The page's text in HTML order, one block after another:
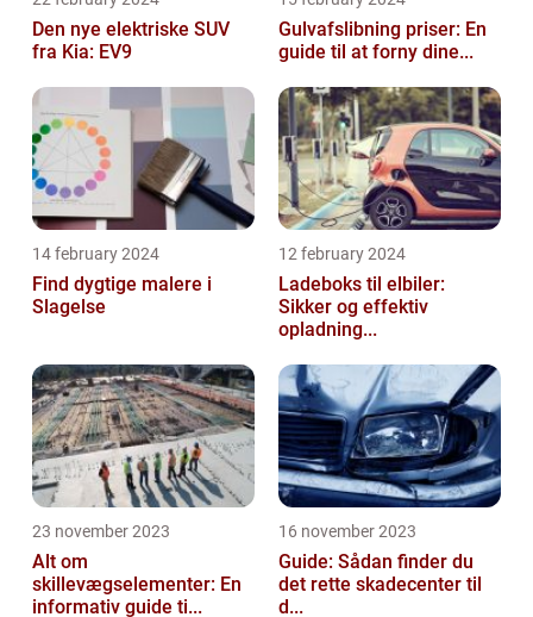
Den nye elektriske SUV
fra Kia: EV9
Gulvafslibning priser: En
guide til at forny dine...
14 february 2024
Find dygtige malere i
Slagelse
12 february 2024
Ladeboks til elbiler:
Sikker og effektiv
opladning...
23 november 2023
Alt om
skillevægselementer: En
informativ guide ti...
16 november 2023
Guide: Sådan finder du
det rette skadecenter til
d...